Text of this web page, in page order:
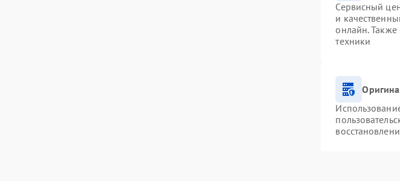
Сервисный
и
онлайн. Также
техники